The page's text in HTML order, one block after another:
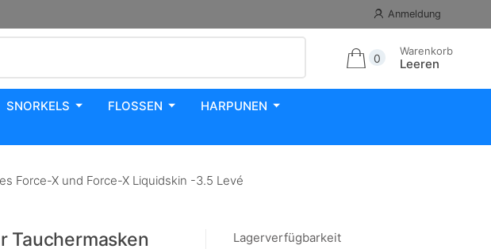
Anmeldung
0
Warenkorb
Leeren
SNORKELS FLOSSEN
HARPUNEN
Force-X und Force-X Liquidskin -3.5 Levé
Tauchermasken
Lagerverfügbarkeit